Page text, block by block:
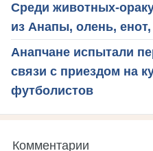
Среди животных-
из Анапы, олень,
Анапчане испытали
связи с приездом на
футболистов
Комментарии